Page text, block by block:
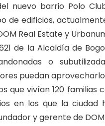
nuevo barrio Polo
de edificios,
Real Estate y
de la Alcaldía de
o
puedan
vivían 120 familias
en los que la ciudad
y gerente de